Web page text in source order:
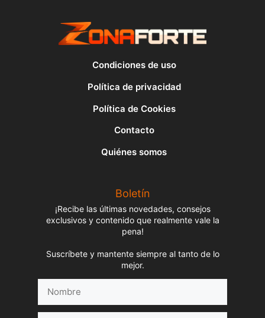
Condiciones de uso
Política de privacidad
Política de Cookies
Contacto
Quiénes somos
Boletín
¡Recibe las últimas novedades, consejos
exclusivos y contenido que realmente vale la
pena!
Suscríbete y mantente siempre al tanto de lo
mejor.